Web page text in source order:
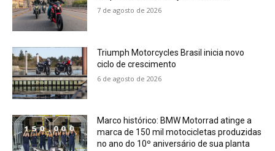
7 de agosto de 2026
Triumph Motorcycles Brasil inicia novo
ciclo de crescimento
6 de agosto de 2026
Marco histórico: BMW Motorrad atinge a
marca de 150 mil motocicletas produzidas
no ano do 10º aniversário de sua planta